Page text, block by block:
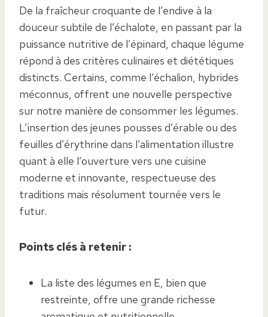
De la fraîcheur croquante de l’endive à la
douceur subtile de l’échalote, en passant par la
puissance nutritive de l’épinard, chaque légume
répond à des critères culinaires et diététiques
distincts. Certains, comme l’échalion, hybrides
méconnus, offrent une nouvelle perspective
sur notre manière de consommer les légumes.
L’insertion des jeunes pousses d’érable ou des
feuilles d’érythrine dans l’alimentation illustre
quant à elle l’ouverture vers une cuisine
moderne et innovante, respectueuse des
traditions mais résolument tournée vers le
futur.
Points clés à retenir :
La liste des légumes en E, bien que
restreinte, offre une grande richesse